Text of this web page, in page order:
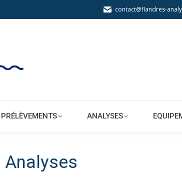
contact@flandres-
PRÉLÈVEMENTS ANALYSES
Analyses